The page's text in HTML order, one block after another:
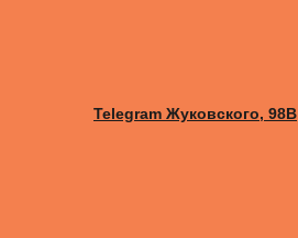
Telegram Жуковского, 98B